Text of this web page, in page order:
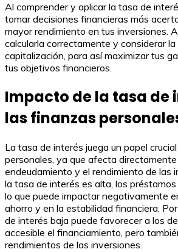
Al comprender y aplicar la tasa de
tomar decisiones financieras más
mayor rendimiento en tus inversiones.
calcularla correctamente y considerar
capitalización, para así maximizar tus
tus objetivos financieros.
Impacto de la tasa de
las finanzas
La tasa de interés juega un papel
personales, ya que afecta
endeudamiento y el rendimiento de las
la tasa de interés es alta, los
lo que puede impactar negativamente
ahorro y en la estabilidad financiera.
de interés baja puede favorecer a los
accesible el financiamiento, pero
rendimientos de las inversiones.